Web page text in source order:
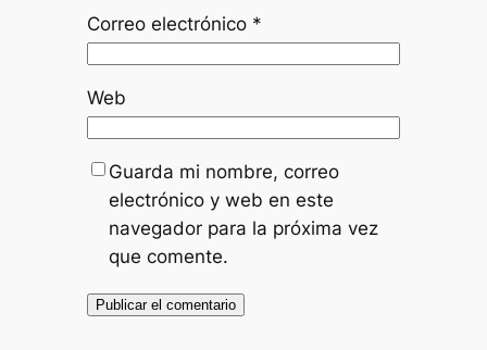
Correo electrónico *
Web
Guarda mi nombre, correo
electrónico y web en este
navegador para la próxima vez
que comente.